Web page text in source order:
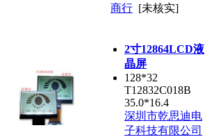
商行 [未核实]
2寸12864LCD液
晶屏
128*32
T12832C018B
35.0*16.4
深圳市乾思迪电
子科技有限公司